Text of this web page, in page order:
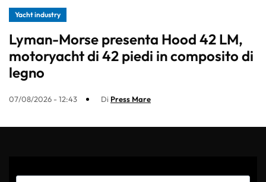
Yacht industry
Lyman-Morse presenta Hood 42 LM,
motoryacht di 42 piedi in composito di
legno
07/08/2026 - 12:43 Di Press Mare